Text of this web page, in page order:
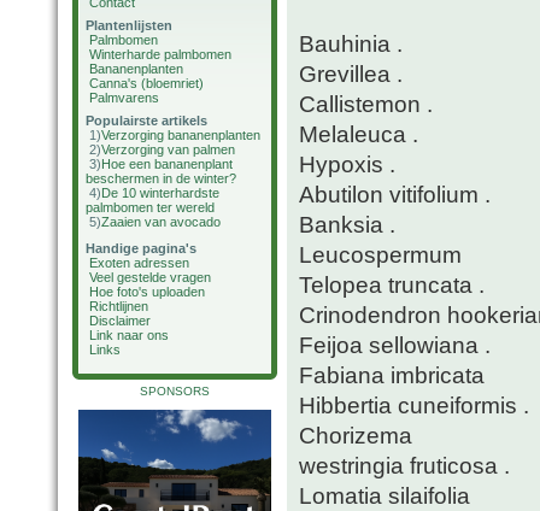
Plantenlijsten
Palmbomen
Winterharde palmbomen
Bananenplanten
Canna's (bloemriet)
Palmvarens
Populairste artikels
1)Verzorging bananenplanten
2)Verzorging van palmen
3)Hoe een bananenplant
beschermen in de winter?
4)De 10 winterhardste
palmbomen ter wereld
5)Zaaien van avocado
Handige pagina's
Exoten adressen
Veel gestelde vragen
Hoe foto's uploaden
Richtlijnen
Disclaimer
Link naar ons
Links
SPONSORS
Bauhinia .
Grevillea .
Callistemon .
Melaleuca .
Hypoxis .
Abutilon vitifolium .
Banksia .
Leucospermum
Telopea truncata .
Crinodendron
Feijoa sellowiana .
Fabiana imbricata
Hibbertia cuneiformis .
Chorizema
westringia fruticosa .
Lomatia silaifolia